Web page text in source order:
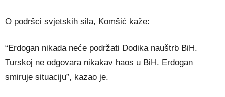
O podršci svjetskih sila, Komšić kaže:
“Erdogan nikada neće podržati Dodika nauštrb BiH.
Turskoj ne odgovara nikakav haos u BiH. Erdogan
smiruje situaciju”, kazao je.